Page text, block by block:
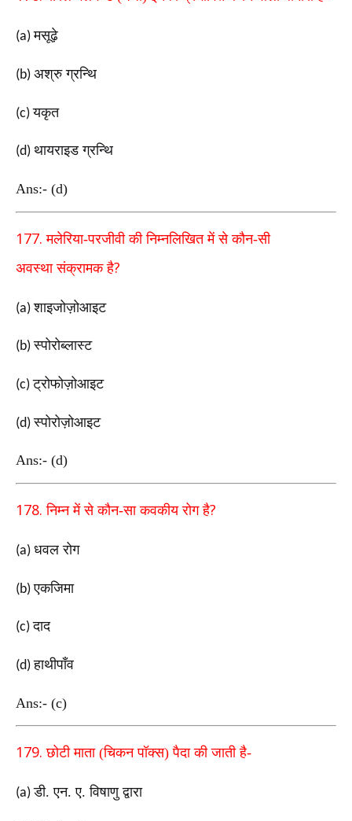
(a)मसूढ़े
(b) अश्रु ग्रन्थि
(c)यकृत
(d) थायराइड ग्रन्थि
Ans:- (d)
177.मलेरिया-परजीवी की निम्नलिखित में से कौन-सी
अवस्था संक्रामक है?
(a)शाइजोज़ोआइट
(b)स्पोरोब्लास्ट
(c)ट्रोफोज़ोआइट
(d)स्पोरोज़ोआइट
Ans:- (d)
178.निम्न में से कौन-सा कवकीय रोग है?
(a) धवल रोग
(b)एकजिमा
(c)दाद
(d)हाथीपाँव
Ans:- (c)
179.छोटी माता (चिकन पॉक्स) पैदा की जाती है-
(a)डी. एन. ए. विषाणु द्वारा